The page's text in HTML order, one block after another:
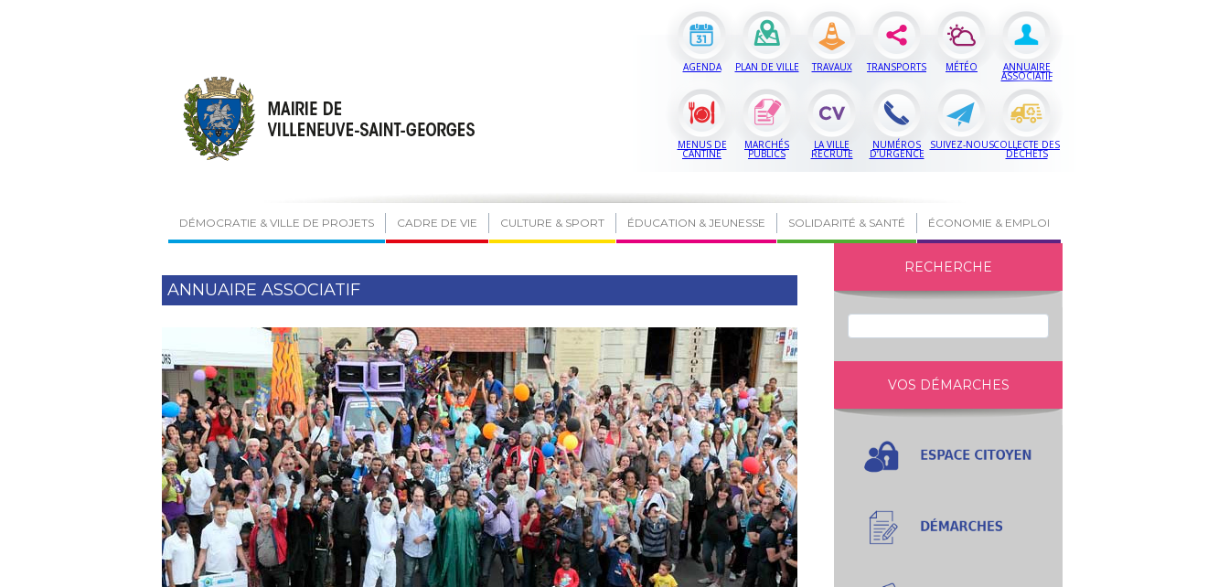
AGENDA PLAN DE VILLE TRAVAUX TRANSPORTS MÉTÉO ANNUAIRE
ASSOCIATIF
MENUS DE
CANTINE
MARCHÉS
PUBLICS
LA VILLE
RECRUTE
NUMÉROS
D’URGENCE
SUIVEZ-NOUSCOLLECTE DES
DÉCHETS
DÉMOCRATIE & VILLE DE PROJETS CADRE DE VIE CULTURE & SPORT ÉDUCATION & JEUNESSE SOLIDARITÉ & SANTÉ ÉCONOMIE & EMPLOI
ANNUAIRE ASSOCIATIF
RECHERCHE
VOS DÉMARCHES